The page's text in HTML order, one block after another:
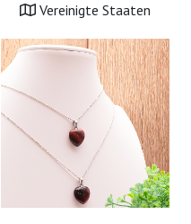
Vereinigte Staaten